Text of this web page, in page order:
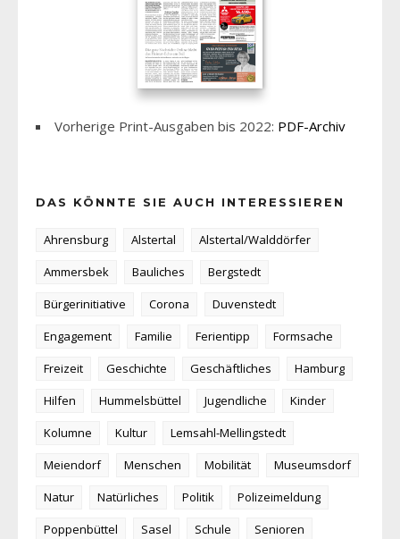
Vorherige Print-Ausgaben bis 2022: PDF-Archiv
DAS KÖNNTE SIE AUCH INTERESSIEREN
Ahrensburg Alstertal
Alstertal/Walddörfer
Ammersbek
Bauliches
Bergstedt
Bürgerinitiative
Corona
Duvenstedt
Engagement
Familie Ferientipp
Formsache
Freizeit
Geschichte Geschäftliches
Hamburg
Hilfen
Hummelsbüttel Jugendliche
Kinder
Kolumne
Kultur
Lemsahl-Mellingstedt
Meiendorf
Menschen Mobilität
Museumsdorf
Natur
Natürliches Politik
Polizeimeldung
Poppenbüttel
Sasel Schule
Senioren